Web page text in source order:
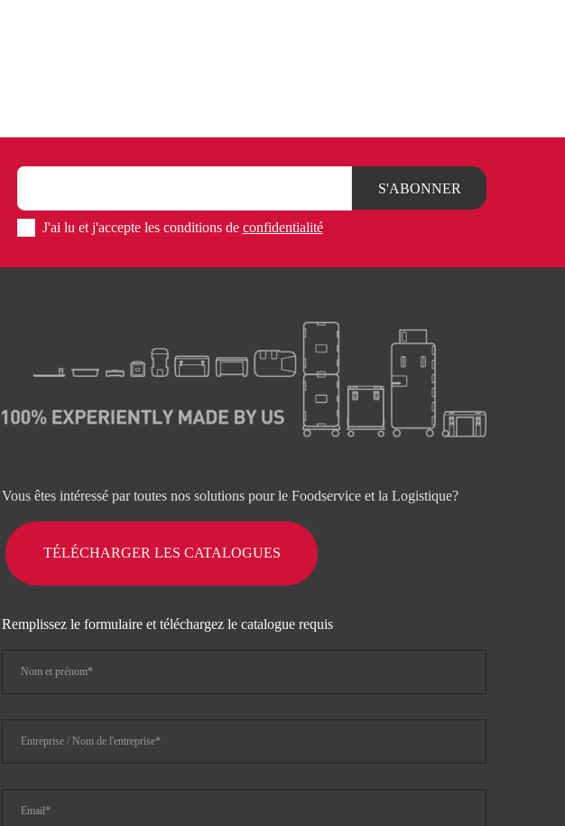
J'ai lu et j'accepte les conditions de confidentialité
Vous êtes intéressé par toutes nos solutions pour le Foodservice et la Logistique?
TÉLÉCHARGER LES CATALOGUES
Remplissez le formulaire et téléchargez le catalogue requis